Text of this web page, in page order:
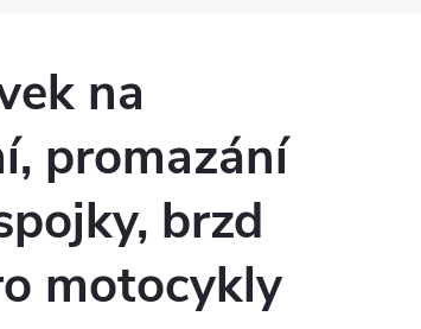
na
promazání
brzd
motocykly